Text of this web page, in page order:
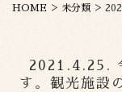
HOME > 未分類 >
2021.4.25.
す。観光施設